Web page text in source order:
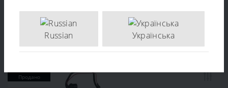
РЕКОМЕНДОВАНІ ТОВАРИ
Продано
Russian Українська